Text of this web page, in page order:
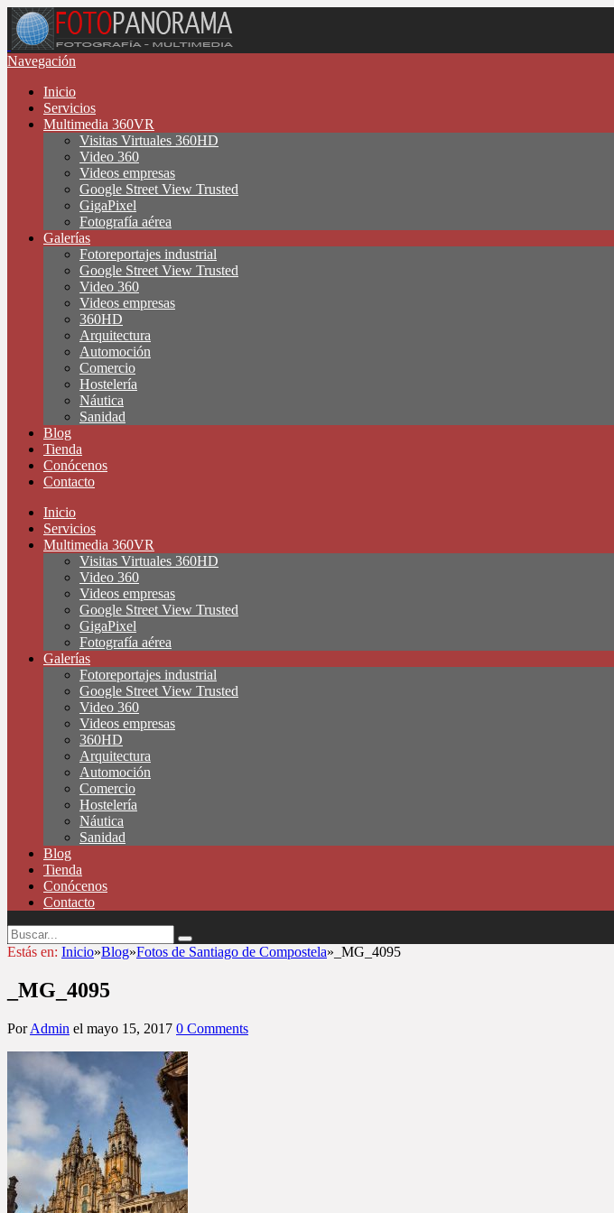
Navegación
Inicio
Servicios
Multimedia 360VR
Visitas Virtuales 360HD
Video 360
Videos empresas
Google Street View Trusted
GigaPixel
Fotografía aérea
Galerías
Fotoreportajes industrial
Google Street View Trusted
Video 360
Videos empresas
360HD
Arquitectura
Automoción
Comercio
Hostelería
Náutica
Sanidad
Blog
Tienda
Conócenos
Contacto
Inicio
Servicios
Multimedia 360VR
Visitas Virtuales 360HD
Video 360
Videos empresas
Google Street View Trusted
GigaPixel
Fotografía aérea
Galerías
Fotoreportajes industrial
Google Street View Trusted
Video 360
Videos empresas
360HD
Arquitectura
Automoción
Comercio
Hostelería
Náutica
Sanidad
Blog
Tienda
Conócenos
Contacto
Estás en: Inicio»Blog»Fotos de Santiago de Compostela» _MG_4095
_MG_4095
PorAdmin el mayo 15, 2017 0 Comments